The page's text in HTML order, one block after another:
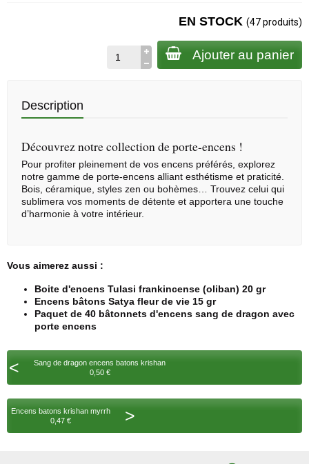
EN STOCK (47 produits)
Ajouter au panier
Description
Découvrez notre collection de porte-encens !
Pour profiter pleinement de vos encens préférés, explorez
notre gamme de porte-encens alliant esthétisme et praticité.
Bois, céramique, styles zen ou bohèmes… Trouvez celui qui
sublimera vos moments de détente et apportera une touche
d’harmonie à votre intérieur.
Vous aimerez aussi :
Boite d'encens Tulasi frankincense (oliban) 20 gr
Encens bâtons Satya fleur de vie 15 gr
Paquet de 40 bâtonnets d'encens sang de dragon avec
porte encens
<
Sang de dragon encens batons krishan
0,50 €
Encens batons krishan myrrh
0,47 €
>